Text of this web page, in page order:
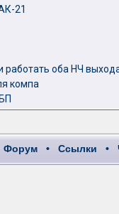
21
работать оба НЧ
компа
Форум • Ссылки •